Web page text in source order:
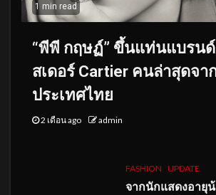
1 min read
“พีพี กฤษฏ์” ขึ้นแท่นแบรน
สเดอร์ Cartier คนล่าสุดจา
ประเทศไทย
2 เดือน ago admin
FASHION UPDATE
จากนักแสดงอายุ